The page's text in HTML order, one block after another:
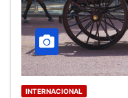
INTERNACIONAL